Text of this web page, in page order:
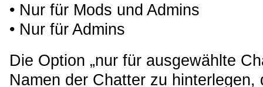
• Nur für Mods und Admins
• Nur für Admins
Die Option „nur für ausgewählte
Namen der Chatter zu hinterlegen,